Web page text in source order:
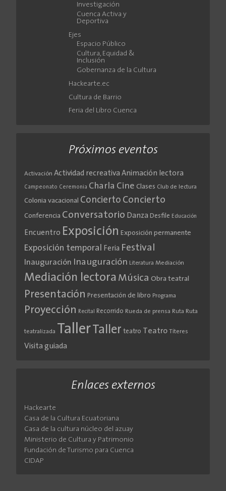
Investigación
Cuenca Activa y
Deportiva
Ejes
Espacio Público
Cultura, Equidad &
Inclusión
Gobernanza de la Cultura
Hackearte.ec
Cultura de Barrio
Feria del Libro Cuenca
Próximos eventos
Activación Actividad recreativa Animación lectora
Campeonato Ceremonia Charla Cine Clases Club de lectura
Colonia vacacional Concierto Concierto
Conferencia Conversatorio Danza Desfile Educación
Encuentro Exposición Exposición permanente
Exposición temporal Feria Festival
Inauguración Inauguración Literatura Mediación
Mediación lectora Música Obra teatral
Presentación Presentación de libro Programa
Proyección Recital Recorrido Rueda de prensa Ruta Ruta
teatralizada TallerTaller teatro Teatro Títeres
Visita guiada
Enlaces externos
Hackearte
Casa de la Cultura Ecuatoriana
Casa de la cultura núcleo del azuay
Ministerio de Cultura y Patrimonio
Fundación de Turismo para Cuenca
CIDAP